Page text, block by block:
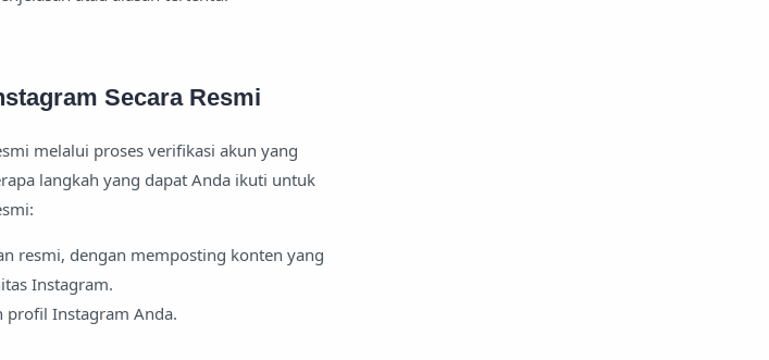
Secara Resmi
melalui proses verifikasi akun yang
langkah yang dapat Anda ikuti untuk
resmi, dengan memposting konten yang
Instagram.
profil Instagram Anda.